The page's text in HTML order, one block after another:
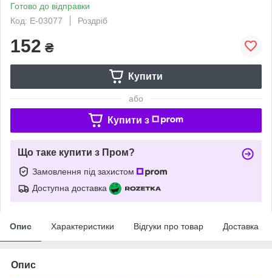
Готово до відправки
Код: Е-03077
Роздріб
152 ₴
Купити
або
Купити з
Що таке купити з Пром?
Замовлення під захистом
Доступна доставка
Опис Характеристики Відгуки про товар Доставка
Опис